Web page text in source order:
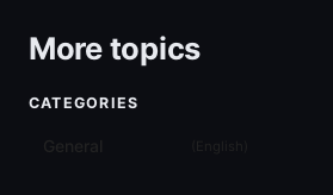
More topics
CATEGORIES